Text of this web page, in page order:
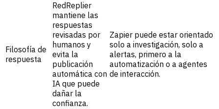
Filosofía de
respuesta
RedReplier
mantiene las
respuestas
revisadas por
humanos y
evita la
publicación
automática con
IA que puede
dañar la
confianza.
Zapier puede estar orientado
solo a investigación, solo a
alertas, primero a la
automatización o a agentes
de interacción.